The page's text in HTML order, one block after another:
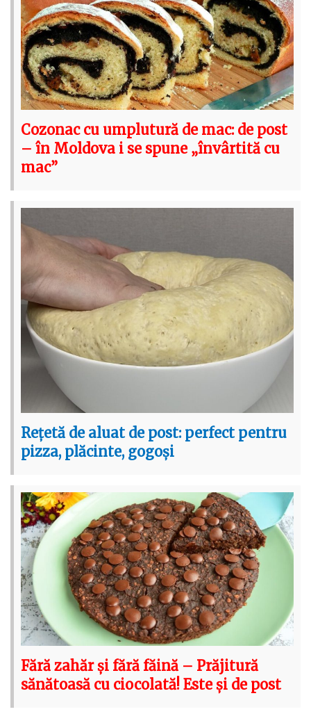
Cozonac cu umplutură de mac: de post
– în Moldova i se spune „învârtită cu
mac”
Rețetă de aluat de post: perfect pentru
pizza, plăcinte, gogoși
Fără zahăr și fără făină – Prăjitură
sănătoasă cu ciocolată! Este și de post